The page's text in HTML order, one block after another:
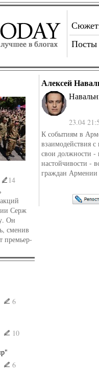
Посты
14
Серж
Он
сменив
премьер-
6
10
6
Алексей
23.04
К событиям в
взаимодействия
свои должности -
настойчивости -
граждан Армении